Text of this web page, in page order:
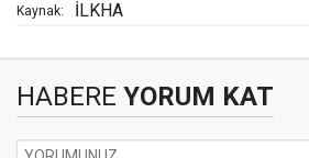
Kaynak: İLKHA
HABERE YORUM KAT